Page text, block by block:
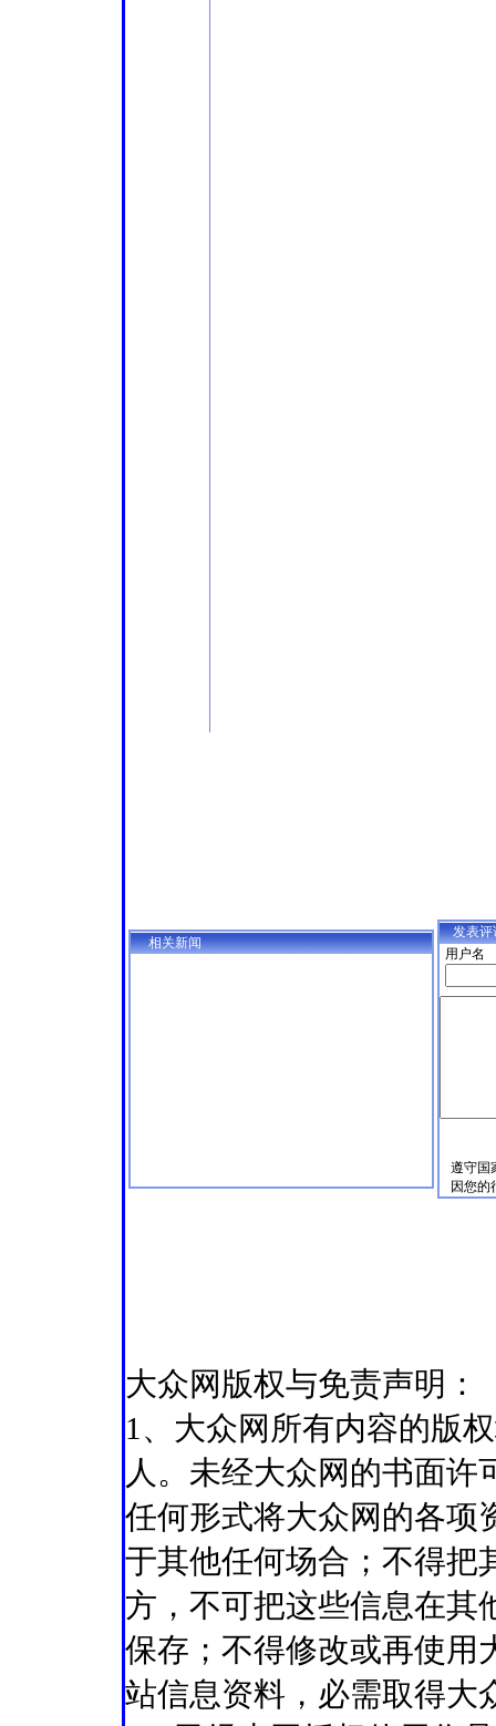
相关新闻
发表评
用户名
遵守国
因您的
大众网版权与免责声明：
1、大众网所有内容的版
人。未经大众网的书面
任何形式将大众网的各项
于其他任何场合；不得把
方，不可把这些信息在其
保存；不得修改或再使用
站信息资料，必需取得大